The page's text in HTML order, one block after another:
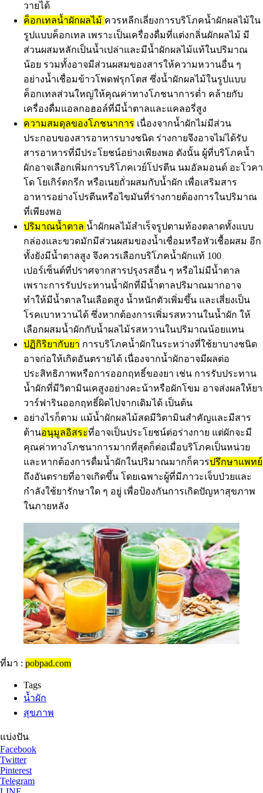
วายได้
ค็อกเทลน้ำผักผลไม้ ควรหลีกเลี่ยงการบริโภคน้ำผักผลไม้ใน
รูปแบบค็อกเทล เพราะเป็นเครื่องดื่มที่แต่งกลิ่นผักผลไม้ มี
ส่วนผสมหลักเป็นน้ำเปล่าและมีน้ำผักผลไม้แท้ในปริมาณ
น้อย รวมทั้งอาจมีส่วนผสมของสารให้ความหวานอื่น ๆ
อย่างน้ำเชื่อมข้าวโพดฟรุกโตส ซึ่งน้ำผักผลไม้ในรูปแบบ
ค็อกเทลส่วนใหญ่ให้คุณค่าทางโภชนาการต่ำ คล้ายกับ
เครื่องดื่มแอลกอฮอล์ที่มีน้ำตาลและแคลอรี่สูง
ความสมดุลของโภชนาการ เนื่องจากน้ำผักไม่มีส่วน
ประกอบของสารอาหารบางชนิด ร่างกายจึงอาจไม่ได้รับ
สารอาหารที่มีประโยชน์อย่างเพียงพอ ดังนั้น ผู้ที่บริโภคน้ำ
ผักอาจเลือกเพิ่มการบริโภคเวย์โปรตีน นมอัลมอนด์ อะโวคา
โด โยเกิร์ตกรีก หรือเนยถั่วผสมกับน้ำผัก เพื่อเสริมสาร
อาหารอย่างโปรตีนหรือไขมันที่ร่างกายต้องการในปริมาณ
ที่เพียงพอ
ปริมาณน้ำตาล น้ำผักผลไม้สำเร็จรูปตามท้องตลาดทั้งแบบ
กล่องและขวดมักมีส่วนผสมของน้ำเชื่อมหรือหัวเชื้อผสม อีก
ทั้งยังมีน้ำตาลสูง จึงควรเลือกบริโภคน้ำผักแท้ 100
เปอร์เซ็นต์ที่ปราศจากสารปรุงรสอื่น ๆ หรือไม่มีน้ำตาล
เพราะการรับประทานน้ำผักที่มีน้ำตาลปริมาณมากอาจ
ทำให้มีน้ำตาลในเลือดสูง น้ำหนักตัวเพิ่มขึ้น และเสี่ยงเป็น
โรคเบาหวานได้ ซึ่งหากต้องการเพิ่มรสหวานในน้ำผัก ให้
เลือกผสมน้ำผักกับน้ำผลไม้รสหวานในปริมาณน้อยแทน
ปฏิกิริยากับยา การบริโภคน้ำผักในระหว่างที่ใช้ยาบางชนิด
อาจก่อให้เกิดอันตรายได้ เนื่องจากน้ำผักอาจมีผลต่อ
ประสิทธิภาพหรือการออกฤทธิ์ของยา เช่น การรับประทาน
น้ำผักที่มีวิตามินเคสูงอย่างคะน้าหรือผักโขม อาจส่งผลให้ยา
วาร์ฟารินออกฤทธิ์ผิดไปจากเดิมได้ เป็นต้น
อย่างไรก็ตาม แม้น้ำผักผลไม้สดมีวิตามินสำคัญและมีสาร
ต้านอนุมูลอิสระที่อาจเป็นประโยชน์ต่อร่างกาย แต่ผักจะมี
คุณค่าทางโภชนาการมากที่สุดก็ต่อเมื่อบริโภคเป็นหน่วย
และหากต้องการดื่มน้ำผักในปริมาณมากก็ควรปรึกษาแพทย์
ถึงอันตรายที่อาจเกิดขึ้น โดยเฉพาะผู้ที่มีภาวะเจ็บป่วยและ
กำลังใช้ยารักษาใด ๆ อยู่ เพื่อป้องกันการเกิดปัญหาสุขภาพ
ในภายหลัง
ที่มา : pobpad.com
Tags
น้ำผัก
สุขภาพ
แบ่งปัน
Facebook
Twitter
Pinterest
Telegram